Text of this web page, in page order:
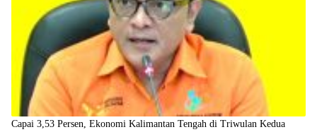
Capai 3,53 Persen, Ekonomi Kalimantan Tengah di Triwulan Kedua